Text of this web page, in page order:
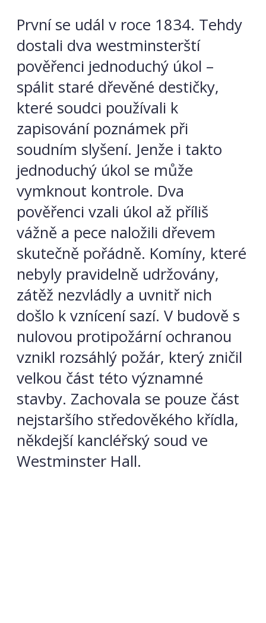
První se udál v roce 1834. Tehdy
dostali dva westminsterští
pověřenci jednoduchý úkol –
spálit staré dřevěné destičky,
které soudci používali k
zapisování poznámek při
soudním slyšení. Jenže i takto
jednoduchý úkol se může
vymknout kontrole. Dva
pověřenci vzali úkol až příliš
vážně a pece naložili dřevem
skutečně pořádně. Komíny, které
nebyly pravidelně udržovány,
zátěž nezvládly a uvnitř nich
došlo k vznícení sazí. V budově s
nulovou protipožární ochranou
vznikl rozsáhlý požár, který zničil
velkou část této významné
stavby. Zachovala se pouze část
nejstaršího středověkého křídla,
někdejší kancléřský soud ve
Westminster Hall.